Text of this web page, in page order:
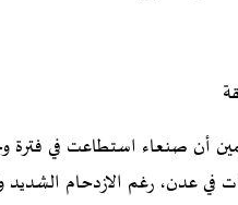
أن صنعاء استطاعت في
عدن، رغم الازدحام الشديد